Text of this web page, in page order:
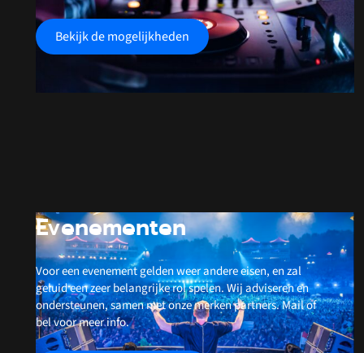
Bekijk de mogelijkheden
Evenementen
Voor een evenement gelden weer andere eisen, en zal
geluid een zeer belangrijke rol spelen. Wij adviseren en
ondersteunen, samen met onze merken partners. Mail of
bel voor meer info.